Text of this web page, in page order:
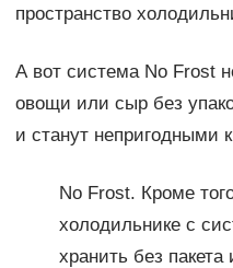
пространство
А вот система No Frost
овощи или сыр без
и станут непригодными
No Frost. Кроме
холодильнике с
хранить без